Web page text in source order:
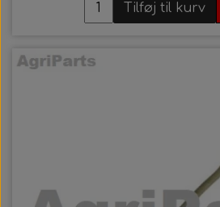
Tilføj til kurv